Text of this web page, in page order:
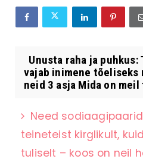
Unusta raha ja
vajab inimene tõeliseks
neid 3 asja Mida on
Need
teineteist kirglikult,
tuliselt – koos on neil